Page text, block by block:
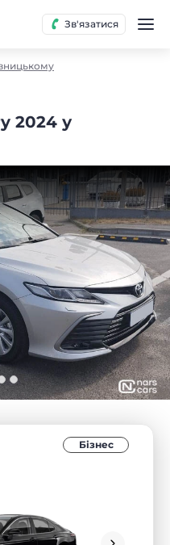
Зв'язатися
2024 у
Бізнес